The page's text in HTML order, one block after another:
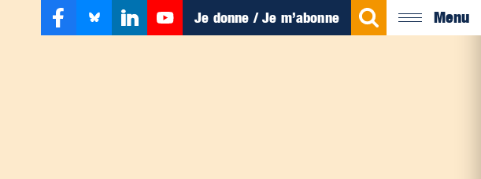
Je donne / Je m’abonne Menu